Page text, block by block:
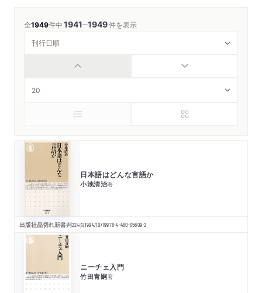
全1949件中1941─1949件を表示
日本語はどんな言語か
小池清治著
出版社品切れ新書判224頁1994/10/19978-4-480-05609-2
ニーチェ入門
竹田青嗣著